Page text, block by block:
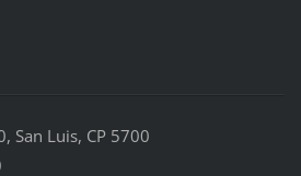
San Luis, CP 5700